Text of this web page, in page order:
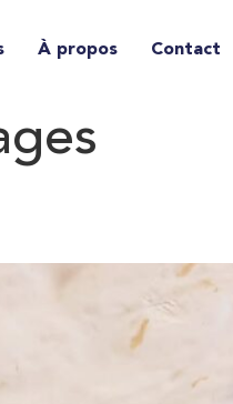
À propos Contact